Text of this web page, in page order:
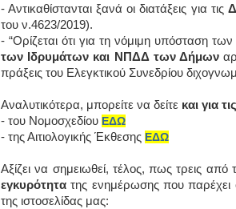
- Αντικαθίστανται ξανά οι διατάξεις για τις
του ν.4623/2019).
- “Ορίζεται ότι για τη νόμιμη υπόσταση
των Ιδρυμάτων και ΝΠΔΔ των Δήμων
πράξεις του Ελεγκτικού Συνεδρίου
Αναλυτικότερα, μπορείτε να δείτε και για
- του Νομοσχεδίου ΕΔΩ
- της Αιτιολογικής Έκθεσης ΕΔΩ
Αξίζει να σημειωθεί, τέλος, πως τρεις από
εγκυρότητα της ενημέρωσης που παρέχει
της ιστοσελίδας μας: